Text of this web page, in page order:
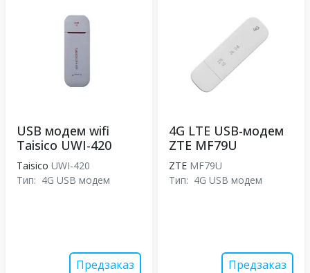
USB модем wifi
Taisico UWI-420
Taisico UWI-420
Тип: 4G USB модем
Предзаказ
4G LTE USB-модем
ZTE MF79U
ZTE MF79U
Тип: 4G USB модем
Предзаказ